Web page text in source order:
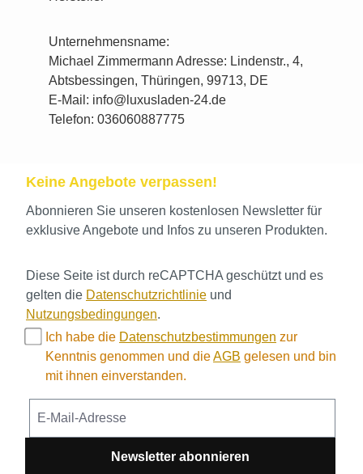
Unternehmensname:
Michael Zimmermann Adresse: Lindenstr., 4,
Abtsbessingen, Thüringen, 99713, DE
E-Mail: info@luxusladen-24.de
Telefon: 036060887775
Keine Angebote verpassen!
Abonnieren Sie unseren kostenlosen Newsletter für
exklusive Angebote und Infos zu unseren Produkten.
Diese Seite ist durch reCAPTCHA geschützt und es
gelten die Datenschutzrichtlinie und
Nutzungsbedingungen.
Ich habe die Datenschutzbestimmungen zur
Kenntnis genommen und dieAGB gelesen und bin
mit ihnen einverstanden.
Newsletter abonnieren